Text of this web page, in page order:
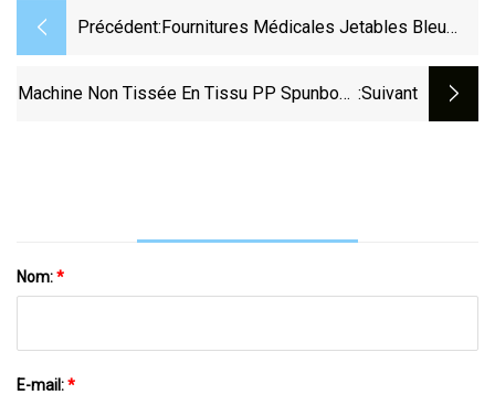
Précédent: Fournitures Médicales Jetables Bleu
Robe Chirurgicale Pour Usage Médical
Machine Non Tissée En Tissu PP Spunbond :suivant
Nom:*
E-mail:*